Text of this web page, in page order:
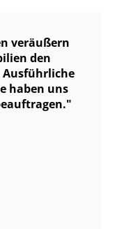
veräußern
den
haben uns